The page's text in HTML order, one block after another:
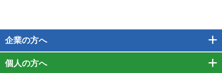
企業の方へ
個人の方へ